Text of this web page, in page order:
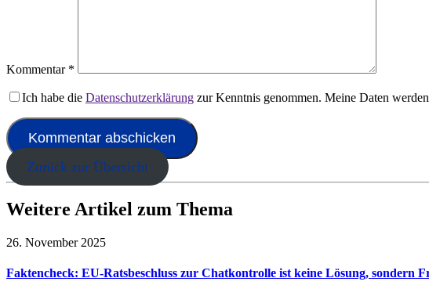
Kommentar *
Ich habe die Datenschutzerklärung zur Kenntnis genommen. Meine Daten
Zurück zur Übersicht
Weitere Artikel zum Thema
26. November 2025
Faktencheck: EU-Ratsbeschluss zur Chatkontrolle ist keine Lösung, sondern